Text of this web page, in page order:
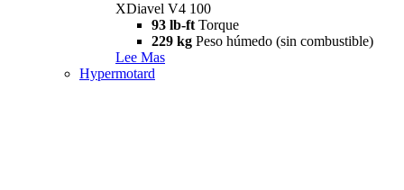
XDiavel V4 100
93 lb-ft Torque
229 kg Peso húmedo (sin combustible)
Lee Mas
Hypermotard